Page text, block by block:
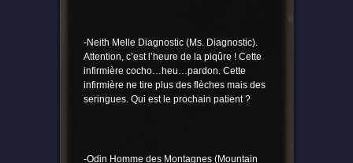
-Neith Melle Diagnostic (Ms. Diagnostic).
Attention, c’est l’heure de la piqûre ! Cette
infirmière cocho…heu…pardon. Cette
infirmière ne tire plus des flèches mais des
seringues. Qui est le prochain patient ?
-Odin Homme des Montagnes (Mountain